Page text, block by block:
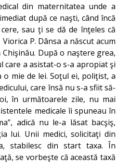
din maternitatea unde a
după ce naşti, când încă
sau ţi se dă de înţeles că
P. Dânsa a născut acum
După o naştere grea,
care a asistat-o s-a apropiat şi
mie de lei. Soţul ei, poliţist, a
care însă nu s-a sfiit să-
în următoarele zile, nu mai
medicale îi spuneau în
adică nu le-a lăsat bacşiş,
lui. Unii medici, solicitaţi din
stabilesc din start taxa. În
se vorbeşte că această taxă